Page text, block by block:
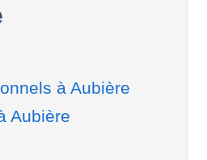
à Aubière
Aubière